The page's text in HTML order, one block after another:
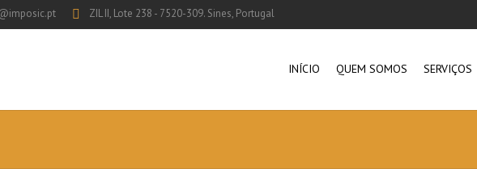
ZIL II, Lote 238 - 7520-309. Sines, Portugal
INÍCIO QUEM SOMOS SERVIÇOS